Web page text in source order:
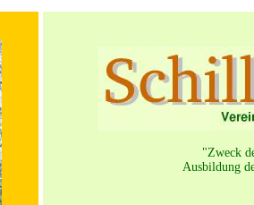
"Zweck
Ausbildung